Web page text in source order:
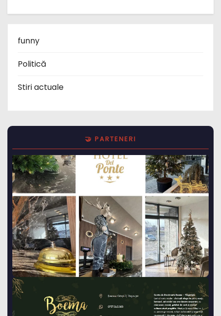
funny
Politică
Stiri actuale
🤝 PARTENERI